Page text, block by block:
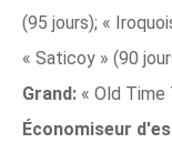
(95 jours); «
« Saticoy » (90
Grand: « Old Time
Économiseur